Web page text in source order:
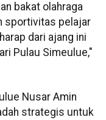
bakat olahraga
sportivitas pelajar
dari ajang ini
Pulau Simeulue,"
Nusar Amin
strategis untuk